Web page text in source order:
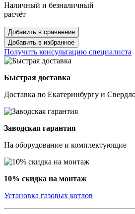
Наличный и безналичный
расчёт
Добавить в сравнение
Добавить в избранное
Получить консультацию специалиста
Быстрая доставка
Доставка по Екатеринбургу и
Заводская гарантия
На оборудование и комплектующие
10% скидка на монтаж
Установка газовых котлов